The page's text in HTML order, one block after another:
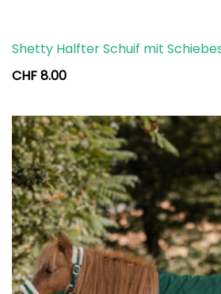
Shetty Halfter Schuif mit
CHF8.00